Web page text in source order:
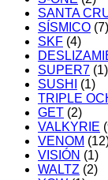
SANTA
SÍSMICO (7)
SKF (4)
SUPER7 (1)
SUSHI
(1)
TRIPLE
GET (2)
VALKYRIE
VENOM
VISIÓN (1)
WALTZ (2)